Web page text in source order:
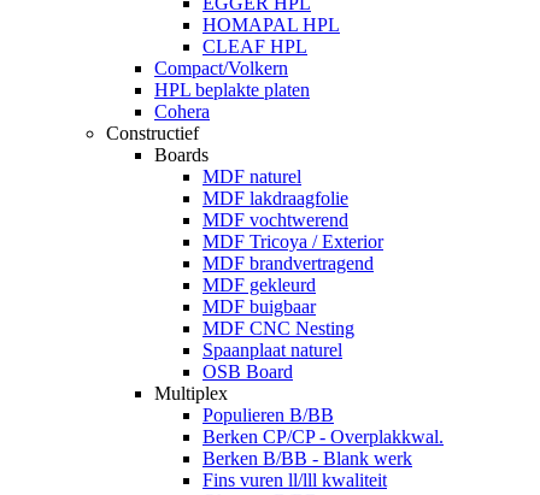
HOMAPAL HPL
CLEAF HPL
Compact/Volkern
HPL beplakte platen
Cohera
Constructief
Boards
MDF naturel
MDF lakdraagfolie
MDF vochtwerend
MDF Tricoya / Exterior
MDF brandvertragend
MDF gekleurd
MDF buigbaar
MDF CNC Nesting
Spaanplaat naturel
OSB Board
Multiplex
Populieren B/BB
Berken CP/CP - Overplakkwal.
Berken B/BB - Blank werk
Fins vuren ll/lll kwaliteit